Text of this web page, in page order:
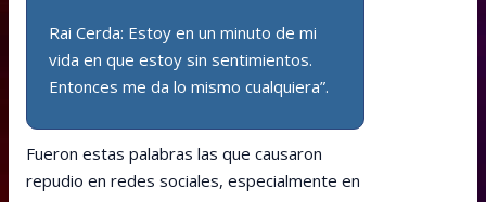
Rai Cerda: Estoy en un minuto de mi
vida en que estoy sin sentimientos.
Entonces me da lo mismo cualquiera”.
Fueron estas palabras las que causaron
repudio en redes sociales, especialmente en